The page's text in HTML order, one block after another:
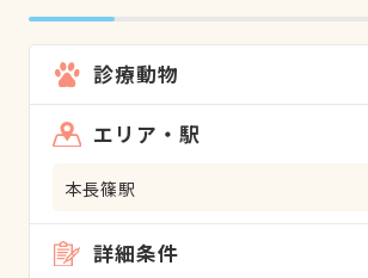
診療動物
エリア・駅
本長篠駅
詳細条件